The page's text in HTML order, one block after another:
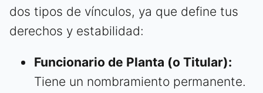
dos tipos de vínculos, ya que define tus
derechos y estabilidad:
Funcionario de Planta (o Titular):
Tiene un nombramiento permanente.